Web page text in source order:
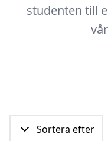
studenten till
Sortera efter